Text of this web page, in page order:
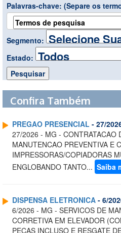
Palavras-chave: (Separe os
Segmento:
Estado:
Confira Também
PREGAO PRESENCIAL - 27/
27/2026 - MG - CONTRATACAO
MANUTENCAO PREVENTIVA E
IMPRESSORAS/COPIADORAS
ENGLOBANDO TANTO... Saiba
DISPENSA ELETRONICA - 6/
6/2026 - MG - SERVICOS DE
CORRETIVA EM ELEVADOR
PECAS INCLUSO E RESGATE